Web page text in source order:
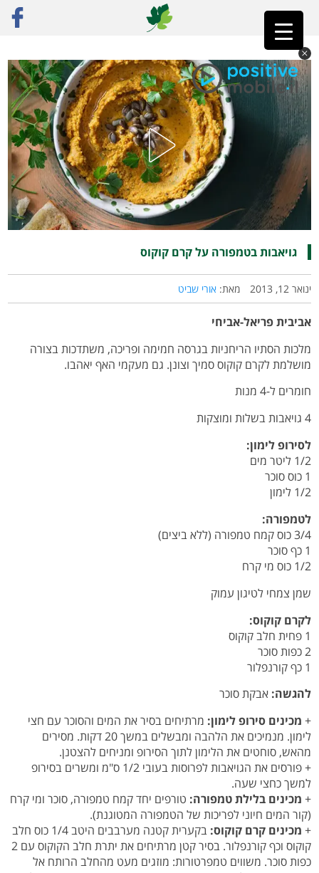
ראשי»רק מתכונים גויאבות בטמפורה על קרם קוקוס
גויאבות בטמפורה על קרם קוקוס
ינואר 12, 2013 מאת: אורי שביט
אביבית פריאל-אביחי
מלכות הסתיו הריחניות בגרסה חמימה ופריכה, משתדכות בצורה
מושלמת לקרם קוקוס סמיך וצונן. גם מעקמי האף יאהבו.
חומרים ל-4 מנות
4 גויאבות בשלות ומוצקות
לסירופ לימון:
1/2 ליטר מים
1 כוס סוכר
1/2 לימון
לטמפורה:
3/4 כוס קמח טמפורה (ללא ביצים)
1 כף סוכר
1/2 כוס מי קרח
שמן צמחי לטיגון עמוק
לקרם קוקוס:
1 פחית חלב קוקוס
2 כפות סוכר
1 כף קורנפלור
להגשה: אבקת סוכר
+ מכינים סירופ לימון: מרתיחים בסיר את המים והסוכר עם חצי
לימון. מנמיכים את הלהבה ומבשלים במשך 20 דקות. מסירים
מהאש, סוחטים את הלימון לתוך הסירופ ומניחים להצטנן.
+ פורסים את הגויאבות לפרוסות בעובי 1/2 ס"מ ומשרים בסירופ
למשך כחצי שעה.
+ מכינים בלילת טמפורה: טורפים יחד קמח טמפורה, סוכר ומי קרח
(קור המים חיוני לפריכות של הטמפורה המטוגנת).
+ מכינים קרם קוקוס:
בקערית קטנה מערבבים היטב 1/4 כוס חלב
קוקוס וכף קורנפלור. בסיר קטן מרתיחים את יתרת חלב הקוקוס עם 2
כפות סוכר. משווים טמפרטורות: מוזגים מעט מהחלב הרותח אל